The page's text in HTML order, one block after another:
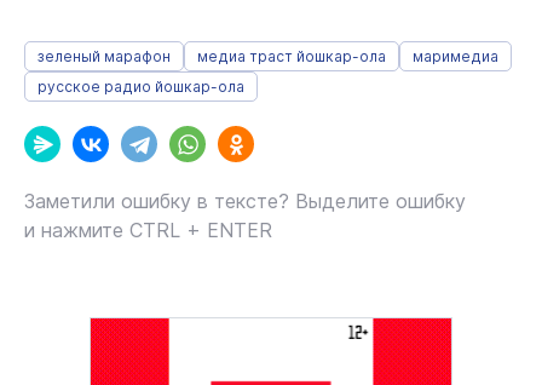
зеленый марафон медиа траст йошкар-ола
маримедиа
русское радио йошкар-ола
Заметили ошибку в тексте? Выделите ошибку
и нажмите CTRL + ENTER